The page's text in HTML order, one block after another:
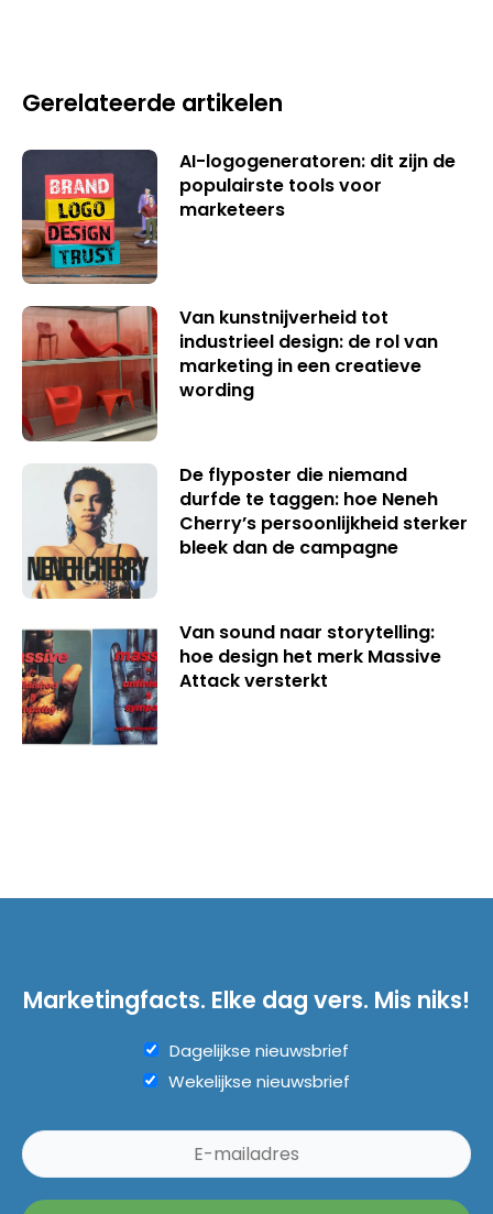
Gerelateerde artikelen
AI-logogeneratoren: dit zijn de
populairste tools voor
marketeers
Van kunstnijverheid tot
industrieel design: de rol van
marketing in een creatieve
wording
De flyposter die niemand
durfde te taggen: hoe Neneh
Cherry’s persoonlijkheid sterker
bleek dan de campagne
Van sound naar storytelling:
hoe design het merk Massive
Attack versterkt
Marketingfacts. Elke dag vers. Mis niks!
Dagelijkse nieuwsbrief
Wekelijkse nieuwsbrief